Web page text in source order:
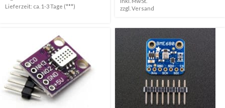
Lieferzeit: ca. 1-3 Tage (***)
zzgl. Versand